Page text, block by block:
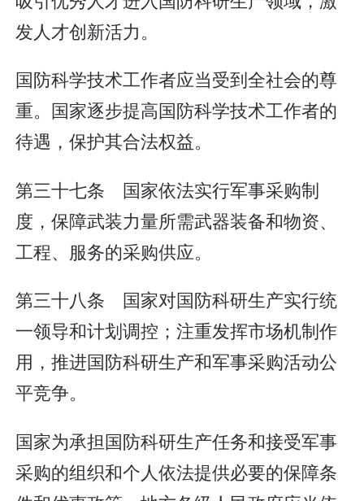
发人才创新活力。
国防科学技术工作者应当受到全社会的尊
重。国家逐步提高国防科学技术工作者的
待遇，保护其合法权益。
第三十七条 国家依法实行军事采购制
度，保障武装力量所需武器装备和物资、
工程、服务的采购供应。
第三十八条 国家对国防科研生产实行统
一领导和计划调控；注重发挥市场机制作
用，推进国防科研生产和军事采购活动公
平竞争。
国家为承担国防科研生产任务和接受军事
采购的组织和个人依法提供必要的保障条